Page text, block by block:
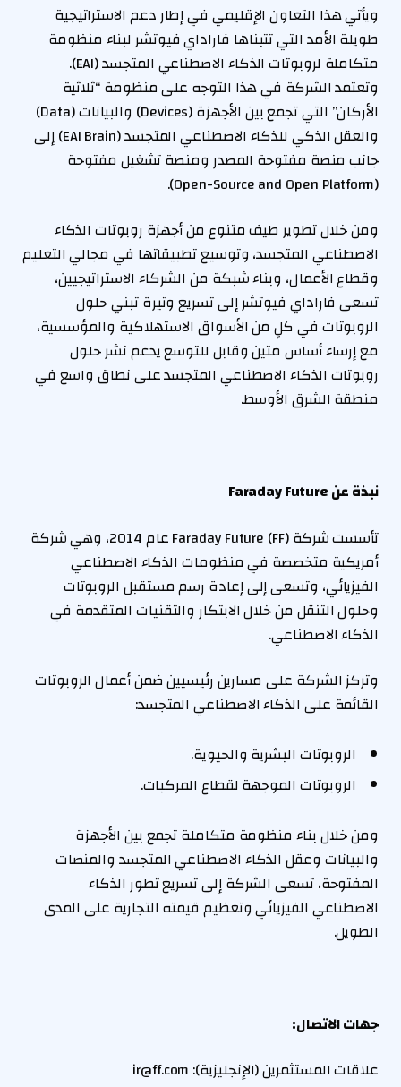
ويأتي هذا التعاون الإقليمي في إطار دعم الاستراتيجية
طويلة الأمد التي تتبناها فاراداي فيوتشر لبناء منظومة
متكاملة لروبوتات الذكاء الاصطناعي المتجسد (EAI).
وتعتمد الشركة في هذا التوجه على منظومة “ثلاثية
الأركان” التي تجمع بين الأجهزة (Devices) والبيانات (Data)
والعقل الذكي للذكاء الاصطناعي المتجسد (EAI Brain) إلى
جانب منصة مفتوحة المصدر ومنصة تشغيل مفتوحة
(Open-Source and Open Platform).
ومن خلال تطوير طيف متنوع من أجهزة روبوتات الذكاء
الاصطناعي المتجسد، وتوسيع تطبيقاتها في مجالي التعليم
وقطاع الأعمال، وبناء شبكة من الشركاء الاستراتيجيين،
تسعى فاراداي فيوتشر إلى تسريع وتيرة تبني حلول
الروبوتات في كلٍ من الأسواق الاستهلاكية والمؤسسية،
مع إرساء أساس متين وقابل للتوسع يدعم نشر حلول
روبوتات الذكاء الاصطناعي المتجسد على نطاق واسع في
منطقة الشرق الأوسط.
نبذة عنFaraday Future
تأسست شركة Faraday Future (FF) عام 2014، وهي شركة
أمريكية متخصصة في منظومات الذكاء الاصطناعي
الفيزيائي، وتسعى إلى إعادة رسم مستقبل الروبوتات
وحلول التنقل من خلال الابتكار والتقنيات المتقدمة في
الذكاء الاصطناعي.
وتركز الشركة على مسارين رئيسيين ضمن أعمال الروبوتات
القائمة على الذكاء الاصطناعي المتجسد:
الروبوتات البشرية والحيوية.
الروبوتات الموجهة لقطاع المركبات.
ومن خلال بناء منظومة متكاملة تجمع بين الأجهزة
والبيانات وعقل الذكاء الاصطناعي المتجسد والمنصات
المفتوحة، تسعى الشركة إلى تسريع تطور الذكاء
الاصطناعي الفيزيائي وتعظيم قيمته التجارية على المدى
الطويل.
جهات الاتصال:
علاقات المستثمرين (الإنجليزية): ir@ff.com